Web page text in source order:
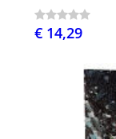
€ 14,29